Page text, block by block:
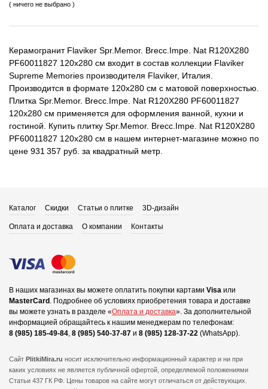
( ничего не выбрано )
Керамогранит Flaviker Spr.Memor. Brecc.Impe. Nat R120X280
PF60011827 120x280 см входит в состав коллекции Flaviker
Supreme Memories производителя Flaviker, Италия.
Производится в формате 120x280 см с матовой поверхностью.
Плитка Spr.Memor. Brecc.Impe. Nat R120X280 PF60011827
120x280 см применяется для оформления ванной, кухни и
гостиной. Купить плитку Spr.Memor. Brecc.Impe. Nat R120X280
PF60011827 120x280 см в нашем интернет-магазине можно по
цене 931 357 руб. за квадратный метр.
Каталог Скидки Статьи о плитке 3D-дизайн
Оплата и доставка О компании Контакты
В наших магазинах вы можете оплатить покупки картами Visa или
MasterCard . Подробнее об условиях приобретения товара и доставке
вы можете узнать в разделе «Оплата и доставка». За дополнительной
информацией обращайтесь к нашим менеджерам по телефонам:
8 (985) 185-49-84, 8 (985) 540-37-87 и 8 (985) 128-37-22 (WhatsApp).
Сайт PlitkiMira.ru носит исключительно информационный характер и ни при
каких условиях не является публичной офертой, определяемой положениями
Статьи 437 ГК РФ. Цены товаров на сайте могут отличаться от действующих.